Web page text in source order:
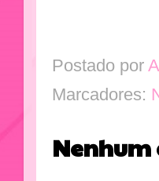
Postado por
Marcadores: